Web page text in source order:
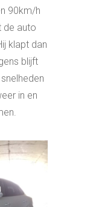
90km/h
de auto
klapt dan
blijft
in en